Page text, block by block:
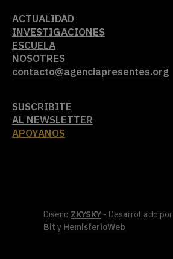
ACTUALIDAD
INVESTIGACIONES
ESCUELA
NOSOTRES
contacto@agenciapresentes.org
SUSCRIBITE
AL NEWSLETTER
APOYANOS
Diseño ZKYSKY - Desarrollado por
Bit y HemisferioWeb